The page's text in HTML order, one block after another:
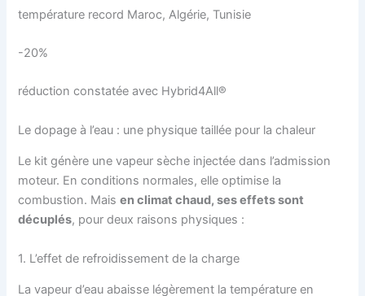
température record Maroc, Algérie, Tunisie
-20%
réduction constatée avec Hybrid4All®
Le dopage à l’eau : une physique taillée pour la chaleur
Le kit génère une vapeur sèche injectée dans l’admission
moteur. En conditions normales, elle optimise la
combustion. Maisen climat chaud, ses effets sont
décuplés, pour deux raisons physiques :
1. L’effet de refroidissement de la charge
La vapeur d’eau abaisse légèrement la température en